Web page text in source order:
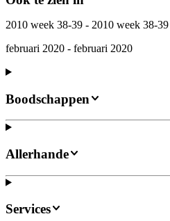
2010 week 38-39 - 2010 week 38-39
februari 2020 - februari 2020
Boodschappen
Allerhande
Services